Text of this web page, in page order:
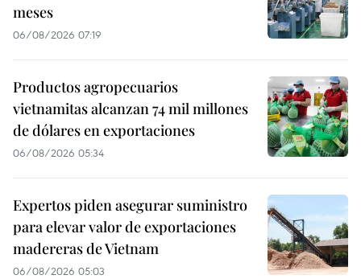
meses
06/08/2026 07:19
Productos agropecuarios
vietnamitas alcanzan 74 mil millones
de dólares en exportaciones
06/08/2026 05:34
Expertos piden asegurar suministro
para elevar valor de exportaciones
madereras de Vietnam
06/08/2026 05:03